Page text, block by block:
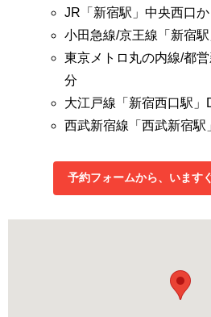
JR「新宿駅」中央西口
小田急線/京王線「新宿
東京メトロ丸の内線/都
分
大江戸線「新宿西口駅」
西武新宿線「西武新宿駅
予約フォームから、います